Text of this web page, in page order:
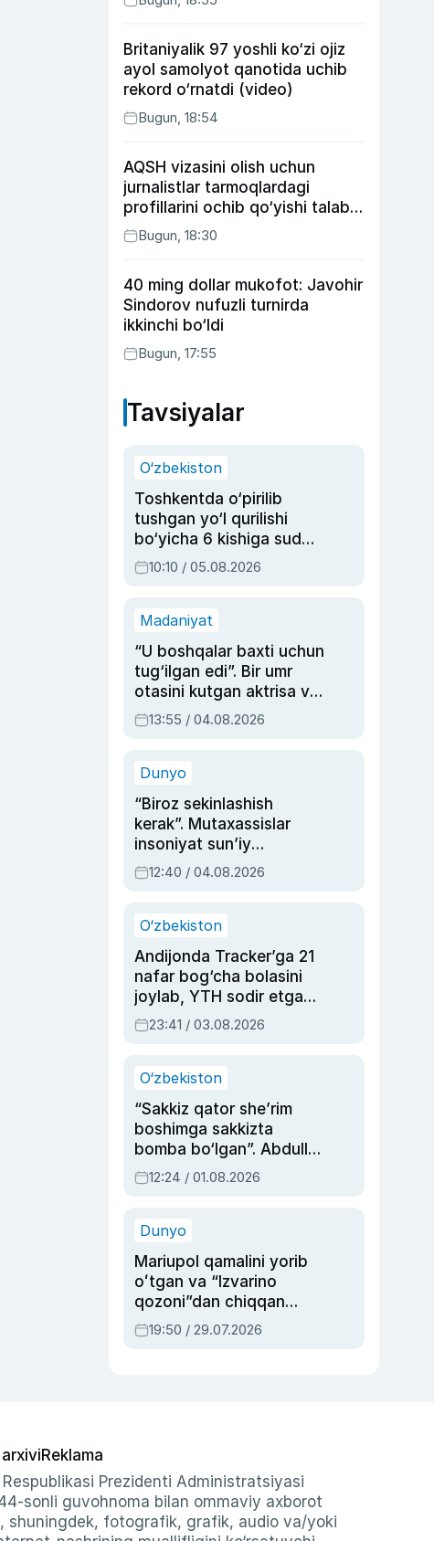
Britaniyalik 97 yoshli ko‘zi ojiz
ayol samolyot qanotida uchib
rekord o‘rnatdi (video)
Bugun, 18:54
AQSH vizasini olish uchun
jurnalistlar tarmoqlardagi
profillarini ochib qo‘yishi talab
etilishi mumkin
Bugun, 18:30
40 ming dollar mukofot: Javohir
Sindorov nufuzli turnirda
ikkinchi bo‘ldi
Bugun, 17:55
Tavsiyalar
O‘zbekiston
Toshkentda o‘pirilib
tushgan yo‘l qurilishi
bo‘yicha 6 kishiga sud
hukmi o‘qildi
10:10 / 05.08.2026
Madaniyat
“U boshqalar baxti uchun
tug‘ilgan edi”. Bir umr
otasini kutgan aktrisa va
dublyaj ustasi Rimma
Ahmedovaning
13:55 / 04.08.2026
Dunyo
“Biroz sekinlashish
kerak”. Mutaxassislar
insoniyat sun’iy
intellektni boshqara
olmay qolishidan xavotir
12:40 / 04.08.2026
O‘zbekiston
Andijonda Tracker’ga 21
nafar bog‘cha bolasini
joylab, YTH sodir etgan
ayolga sud hukmi o‘qildi
23:41 / 03.08.2026
O‘zbekiston
“Sakkiz qator she’rim
boshimga sakkizta
bomba bo‘lgan”. Abdulla
Oripovni siyosiy
ayblovlardan asrab
12:24 / 01.08.2026
Dunyo
Mariupol qamalini yorib
oʻtgan va “Izvarino
qozoni”dan chiqqan
qahramon — Ukraina
armiyasi bosh
19:50 / 29.07.2026
Reklama
Prezidenti Administratsiyasi
sonli guvohnoma bilan ommaviy axborot
shuningdek, fotografik, grafik, audio va/yoki